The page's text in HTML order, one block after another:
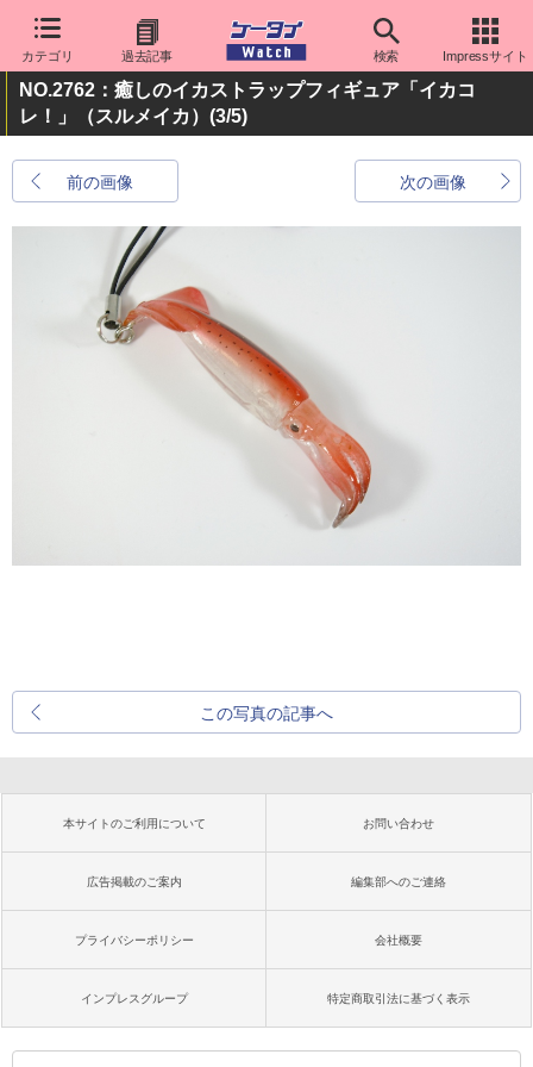
カテゴリ 過去記事 検索 Impressサイト
NO.2762：癒しのイカストラップフィギュア「イカコ
レ！」（スルメイカ） (3/5)
前の画像 次の画像
この写真の記事へ
本サイトのご利用について お問い合わせ
広告掲載のご案内 編集部へのご連絡
プライバシーポリシー 会社概要
インプレスグループ 特定商取引法に基づく表示